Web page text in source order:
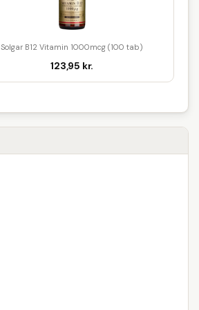
Solgar B12 Vitamin 1000mcg (100 tab)
123,95 kr.